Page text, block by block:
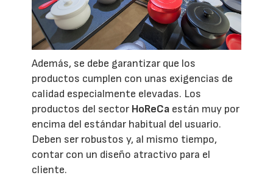
Además, se debe garantizar que los
productos cumplen con unas exigencias de
calidad especialmente elevadas. Los
productos del sector HoReCa están muy por
encima del estándar habitual del usuario.
Deben ser robustos y, al mismo tiempo,
contar con un diseño atractivo para el
cliente.